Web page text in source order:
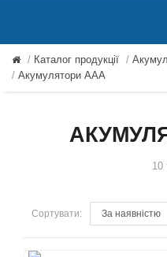
Каталог продукції
Акумулятори ААА
10
Сортувати: